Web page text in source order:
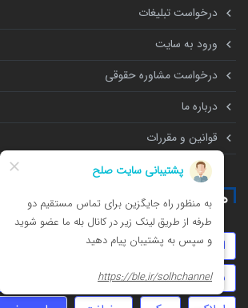
درخواست تبلیغات
ورود به سایت
درخواست مشاوره حقوقی
درباره ما
قوانین و مقررات
همه چیز درباره
انحصار وراثت امور مالیاتی
سفته
خیانت موجر و مستاجر